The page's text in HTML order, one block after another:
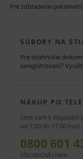
Na
Rôzne
Farebne
Balenie:
Predaj po
V balení 50
Zdravotnícky
Pre zobrazenie
SÚBORY NA
Pre stiahnutie
zaregistrovaní?
NÁKUP PO
Sme vám k dispozícii
od 7.00 do 17.00 hod.
0800 601
VŠEOBECNÁ LINKA